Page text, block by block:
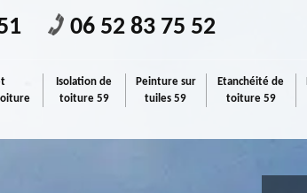
06 52 83 75 52
Isolation de
toiture 59
Peinture sur
tuiles 59
Etanchéité de
toiture 59